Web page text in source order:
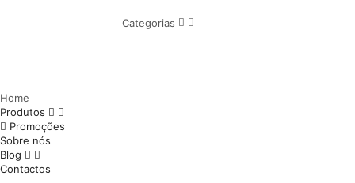
Categorias
Home
Produtos
Promoções
Sobre nós
Blog
Contactos